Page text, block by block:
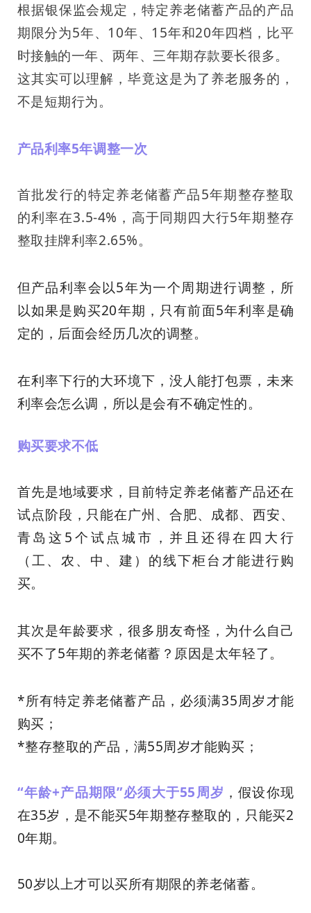
根据银保监会规定，特定养老储蓄产品的产品
期限分为5年、10年、15年和20年四档，比平
时接触的一年、两年、三年期存款要长很多。
这其实可以理解，毕竟这是为了养老服务的，
不是短期行为。
产品利率5年调整一次
首批发行的特定养老储蓄产品5年期整存整取
的利率在3.5-4%，高于同期四大行5年期整存
整取挂牌利率2.65%。
但产品利率会以5年为一个周期进行调整，所
以如果是购买20年期，只有前面5年利率是确
定的，后面会经历几次的调整。
在利率下行的大环境下，没人能打包票，未来
利率会怎么调，所以是会有不确定性的。
购买要求不低
首先是地域要求，目前特定养老储蓄产品还在
试点阶段，只能在广州、合肥、成都、西安、
青岛这5个试点城市，并且还得在四大行
（工、农、中、建）的线下柜台才能进行购
买。
其次是年龄要求，很多朋友奇怪，为什么自己
买不了5年期的养老储蓄？原因是太年轻了。
*所有特定养老储蓄产品，必须满35周岁才能
购买；
*整存整取的产品，满55周岁才能购买；
“年龄+产品期限”必须大于55周岁 ，假设你现
在35岁，是不能买5年期整存整取的，只能买2
0年期。
50岁以上才可以买所有期限的养老储蓄。